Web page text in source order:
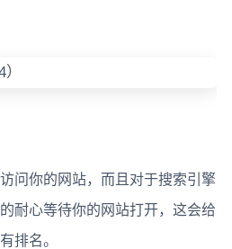
问你的网站，而且对于搜索引擎
耐心等待你的网站打开，这会给
排名。